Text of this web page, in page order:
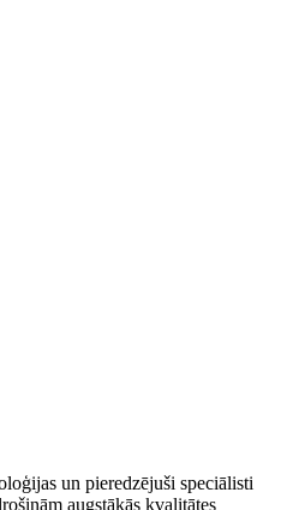
un pieredzējuši speciālisti
augstākās kvalitātes